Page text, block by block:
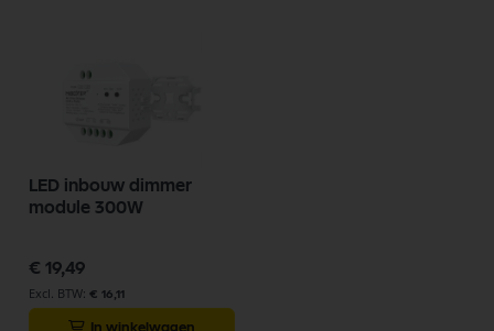
LED inbouw dimmer
module 300W
€ 19,49
€ 16,11
In winkelwagen